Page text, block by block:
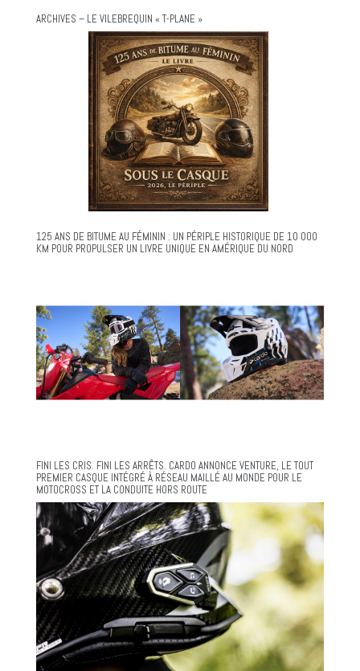
ARCHIVES – LE VILEBREQUIN « T-PLANE »
125 ANS DE BITUME AU FÉMININ : UN PÉRIPLE HISTORIQUE DE 10 000
KM POUR PROPULSER UN LIVRE UNIQUE EN AMÉRIQUE DU NORD
FINI LES CRIS. FINI LES ARRÊTS. CARDO ANNONCE VENTURE, LE TOUT
PREMIER CASQUE INTÉGRÉ À RÉSEAU MAILLÉ AU MONDE POUR LE
MOTOCROSS ET LA CONDUITE HORS ROUTE